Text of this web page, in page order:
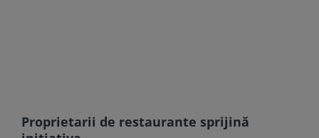
Proprietarii de restaurante sprijină